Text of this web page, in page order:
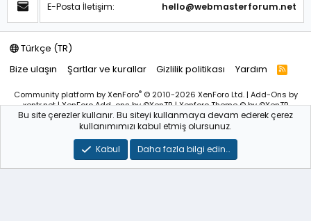
E-Posta İletişim: hello@webmasterforum.net
Türkçe (TR)
Bize ulaşın
Şartlar ve kurallar Gizlilik politikası Yardım
R
S
Community platform by XenForo® © 2010-2026 XenForo Ltd.| Add-Ons by
xentr.net |XenForo Add-onsby ©XenTR|Xenforo Theme© by ©XenTR
Sitemiz bünyesindeki içerikleri izinsiz kullananlar hakkında T.C.K
kanun ve yönetmeliklerine göre yasal işlem başlatılacağını
alandan yazılı olarak beyan ederiz!
WebmasterForum.NET – Tüm Hakları Saklıdır © 2025-2026
Bu site çerezler kullanır. Bu siteyi kullanmaya devam ederek çerez
kullanımımızı kabul etmiş olursunuz.
Kabul
Daha fazla bilgi edin…